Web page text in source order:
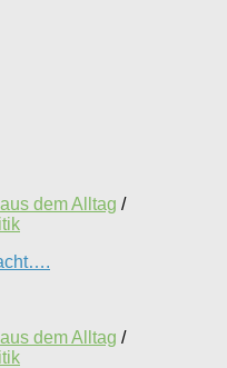
dem Alltag /
dem Alltag /